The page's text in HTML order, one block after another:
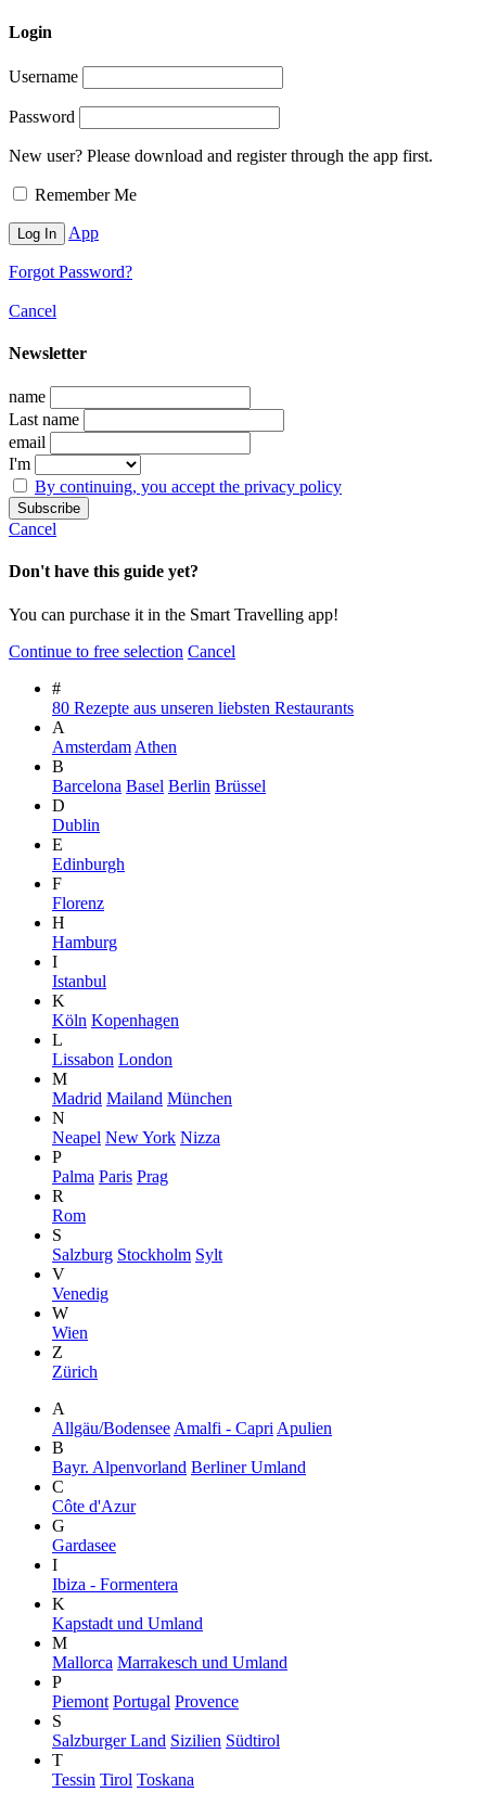
Login
Username
Password
New user? Please download and register through the app first.
Remember Me
App
Forgot Password?
Cancel
Newsletter
name
Last name
email
I'm
By continuing, you accept the privacy policy
Cancel
Don't have this guide yet?
You can purchase it in the Smart Travelling app!
Continue to free selection Cancel
#
80 Rezepte aus unseren liebsten Restaurants
A
Amsterdam Athen
B
Barcelona Basel Berlin Brüssel
D
Dublin
E
Edinburgh
F
Florenz
H
Hamburg
I
Istanbul
K
Köln Kopenhagen
L
Lissabon London
M
Madrid Mailand München
N
Neapel New York Nizza
P
Palma Paris Prag
R
Rom
S
Salzburg Stockholm Sylt
V
Venedig
W
Wien
Z
Zürich
A
Allgäu/Bodensee Amalfi - Capri Apulien
B
Bayr. Alpenvorland Berliner Umland
C
Côte d'Azur
G
Gardasee
I
Ibiza - Formentera
K
Kapstadt und Umland
M
Mallorca Marrakesch und Umland
P
Piemont Portugal Provence
S
Salzburger Land Sizilien Südtirol
T
Tessin Tirol Toskana